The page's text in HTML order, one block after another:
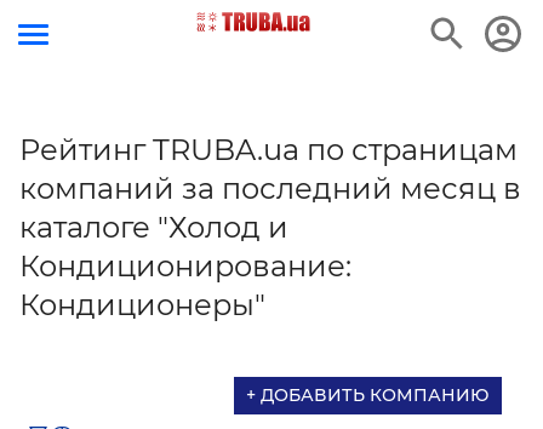
Рейтинг TRUBA.ua по страницам
компаний за последний месяц в
каталоге "Холод и
Кондиционирование:
Кондиционеры"
+ ДОБАВИТЬ КОМПАНИЮ